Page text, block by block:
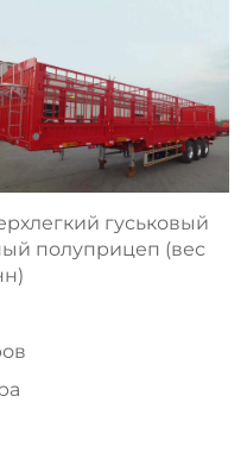
гуськовый
полуприцеп (вес